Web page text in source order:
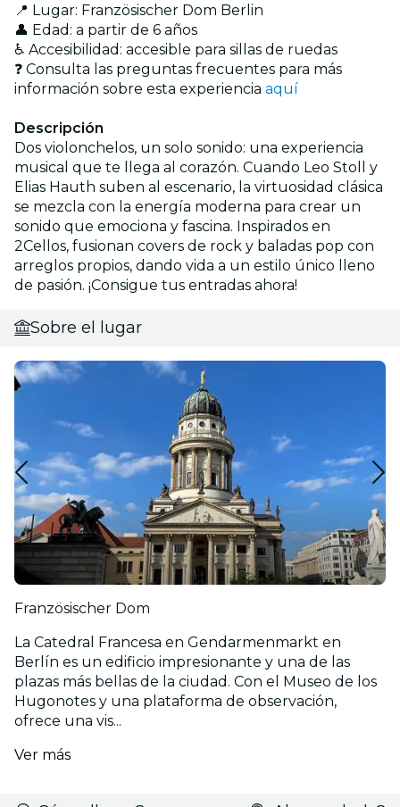
📍 Lugar: Französischer Dom Berlin
👤 Edad: a partir de 6 años
♿ Accesibilidad: accesible para sillas de ruedas
❓ Consulta las preguntas frecuentes para más
información sobre esta experiencia aquí
Descripción
Dos violonchelos, un solo sonido: una experiencia
musical que te llega al corazón. Cuando Leo Stoll y
Elias Hauth suben al escenario, la virtuosidad clásica
se mezcla con la energía moderna para crear un
sonido que emociona y fascina. Inspirados en
2Cellos, fusionan covers de rock y baladas pop con
arreglos propios, dando vida a un estilo único lleno
de pasión. ¡Consigue tus entradas ahora!
Sobre el lugar
Französischer Dom
La Catedral Francesa en Gendarmenmarkt en
Berlín es un edificio impresionante y una de las
plazas más bellas de la ciudad. Con el Museo de los
Hugonotes y una plataforma de observación,
ofrece una vis...
Ver más